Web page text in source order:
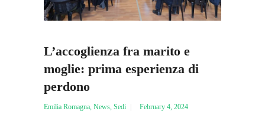
L’accoglienza fra marito e
moglie: prima esperienza di
perdono
Emilia Romagna News Sedi February 4, 2024